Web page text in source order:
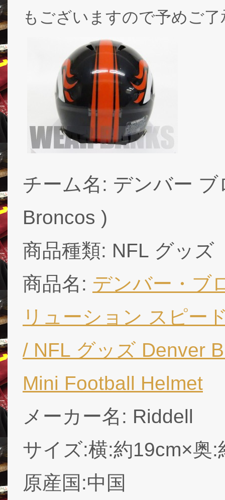
もございますので予めご
チーム名: デンバー
Broncos )
商品種類: NFL グッズ
商品名: デンバー・ブ
リューション スピー
/ NFL グッズ Denver
Mini Football Helmet
メーカー名: Riddell
サイズ:横:約19cm×奥
原産国:中国